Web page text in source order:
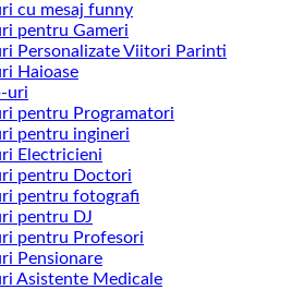
cu mesaj funny
pentru Gameri
Personalizate Viitori Parinti
Haioase
uri
pentru Programatori
pentru ingineri
Electricieni
pentru Doctori
pentru fotografi
pentru DJ
pentru Profesori
Pensionare
Asistente Medicale